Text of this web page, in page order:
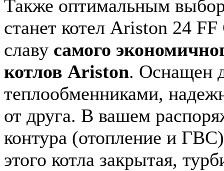
Также оптимальным
станет котел Ariston 24
славу самого
котлов Ariston. Оснащен
теплообменниками,
от друга. В вашем
контура (отопление и
этого котла закрытая,